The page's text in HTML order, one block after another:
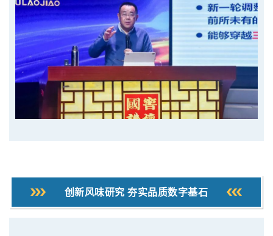
创新风味研究 夯实品质数字基石